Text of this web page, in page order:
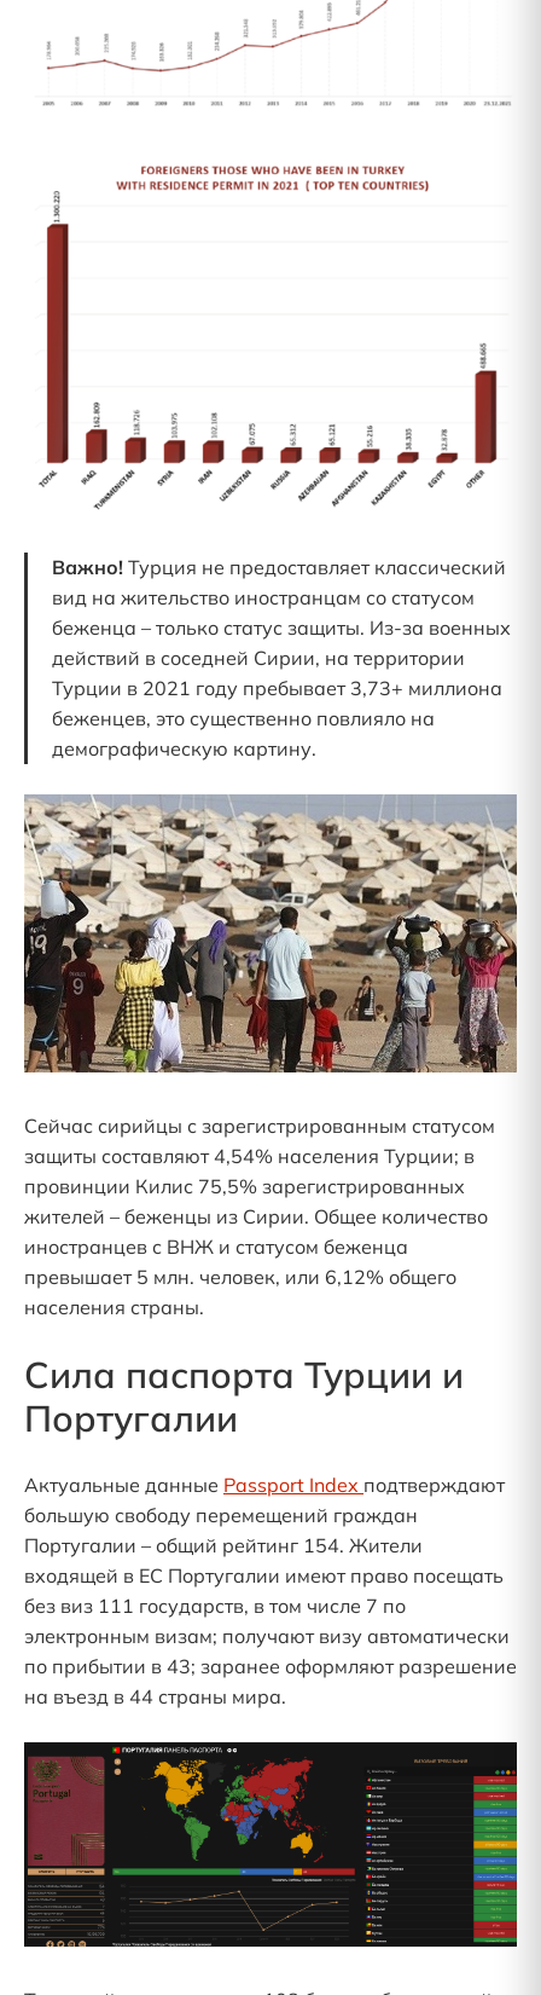
Важно! Турция не предоставляет классический
вид на жительство иностранцам со статусом
беженца – только статус защиты. Из-за военных
действий в соседней Сирии, на территории
Турции в 2021 году пребывает 3,73+ миллиона
беженцев, это существенно повлияло на
демографическую картину.
Сейчас сирийцы с зарегистрированным статусом
защиты составляют 4,54% населения Турции; в
провинции Килис 75,5% зарегистрированных
жителей – беженцы из Сирии. Общее количество
иностранцев с ВНЖ и статусом беженца
превышает 5 млн. человек, или 6,12% общего
населения страны.
Сила паспорта Турции и
Португалии
Актуальные данные Passport Index подтверждают
большую свободу перемещений граждан
Португалии – общий рейтинг 154. Жители
входящей в ЕС Португалии имеют право посещать
без виз 111 государств, в том числе 7 по
электронным визам; получают визу автоматически
по прибытии в 43; заранее оформляют разрешение
на въезд в 44 страны мира.